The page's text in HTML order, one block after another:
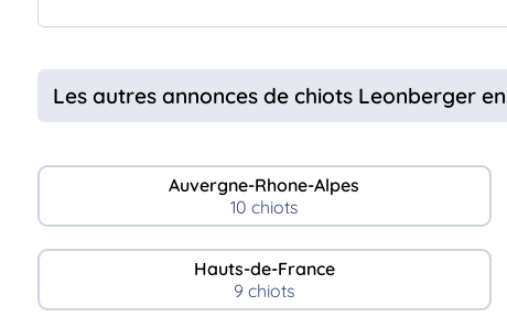
Les autres annonces de chiots Leonberger
Auvergne-Rhone-Alpes
10 chiots
Hauts-de-France
9 chiots